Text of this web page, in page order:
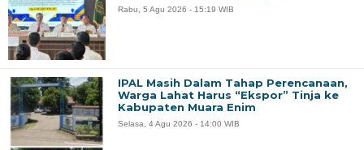
Rabu, 5 Agu 2026 - 15:19 WIB
IPAL Masih Dalam Tahap Perencanaan,
Warga Lahat Harus “Ekspor” Tinja ke
Kabupaten Muara Enim
Selasa, 4 Agu 2026 - 14:00 WIB